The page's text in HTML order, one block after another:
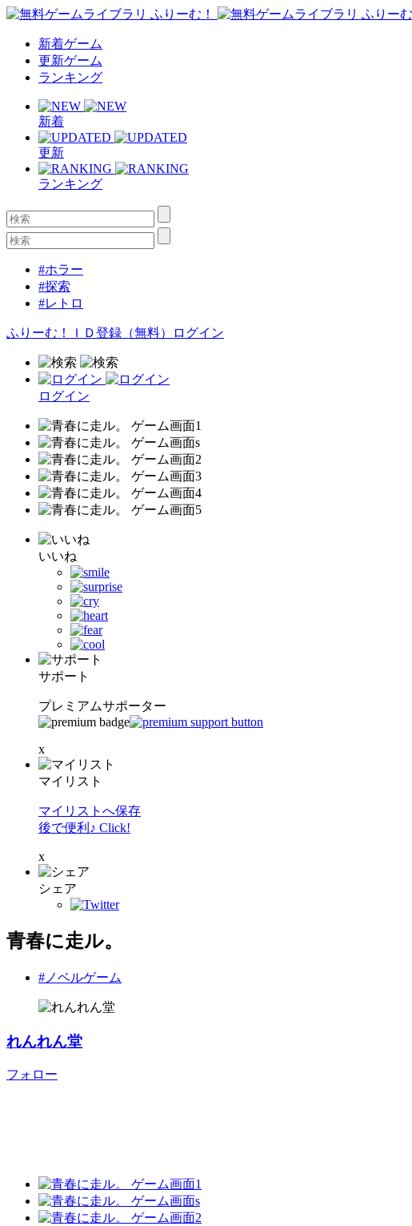
新着ゲーム
更新ゲーム
ランキング
新着
更新
ランキング
#ホラー
#探索
#レトロ
ふりーむ！ＩＤ登録（無料） ログイン
ログイン
いいね
サポート
プレミアムサポーター
x
マイリスト
マイリストへ保存
後で便利♪ Click!
x
シェア
青春に走ル。
#ノベルゲーム
れんれん堂
フォロー